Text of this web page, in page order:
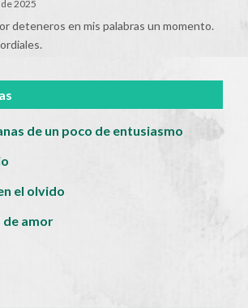
2025
deteneros en mis palabras un momento.
de un poco de entusiasmo
el olvido
de amor